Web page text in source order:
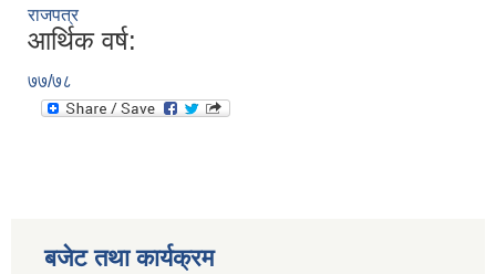
राजपत्र
आर्थिक वर्ष:
७७/७८
बजेट तथा कार्यक्रम